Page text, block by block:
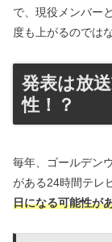
で、現役メンバー
度も上がるのでは
発表は放
性！？
毎年、ゴールデン
がある24時間テレ
日になる可能性が